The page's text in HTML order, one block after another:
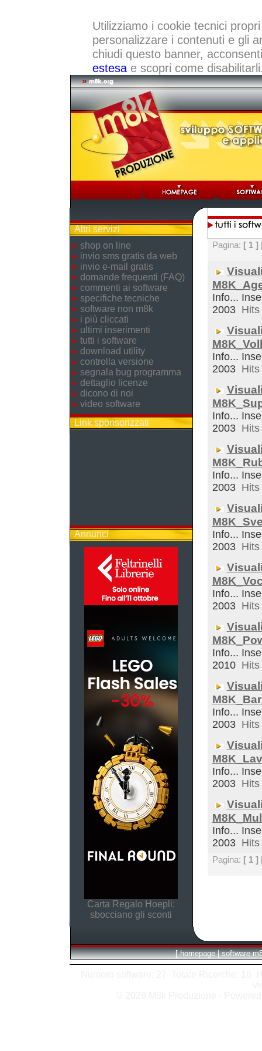
Utilizziamo i cookie tecnici
personalizzare i contenuti e gli
chiudi questo banner,
estesae scopri come
Altri servizi
shop on line
invio sms gratis da web
invio e-mail gratis
domande frequenti (FAQ)
commenti ai software
specifiche tecniche
software non m8k
i più cliccati
ultimi inserimenti
tutti i software
download utility
controlla versione
segnala bug programma
dettaglio licenze
dicono di noi
video software
Link sponsorizzati
Annunci
Carta Regalo Hoepli:
sbocciano gli sconti
Pagina: [ 1 ]
Info...
2003
Info...
2003
Info...
2003
Info...
2003
Info...
2003
Info...
2003
Info...
2010
Info...
2003
Info...
2003
Info...
2003
Pagina: [ 1 ]
[ homepage | software